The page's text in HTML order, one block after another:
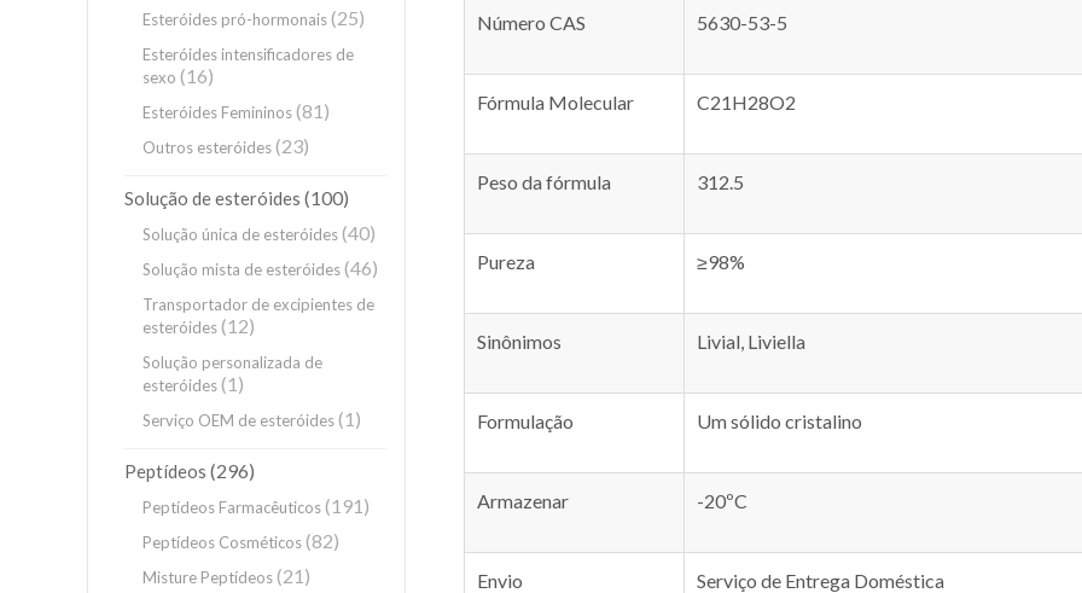
Número CAS 5630-53-5
Fórmula Molecular C21H28O2
Peso da fórmula 312.5
Pureza ≥98%
Sinônimos Livial, Liviella
Formulação Um sólido cristalino
Armazenar -20ºC
Envio Serviço de Entrega Doméstica
Esteróides pró-hormonais(25)
Esteróides intensificadores de
sexo (16)
Esteróides Femininos(81)
Outros esteróides(23)
Solução de esteróides (100)
Solução única de esteróides(40)
Solução mista de esteróides(46)
Transportador de excipientes de
esteróides(12)
Solução personalizada de
esteróides(1)
Serviço OEM de esteróides(1)
Peptídeos (296)
Peptídeos Farmacêuticos(191)
Peptídeos Cosméticos(82)
Misture Peptídeos(21)